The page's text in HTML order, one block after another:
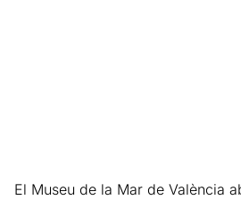
El Museu de la Mar de València